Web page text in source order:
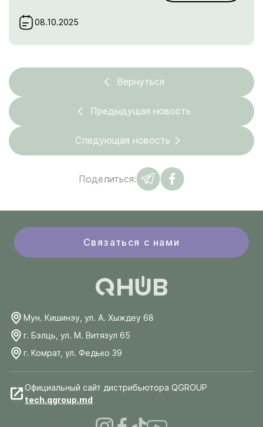
08.10.2025
Вернуться
Предыдущая новость
Следующая новость
Поделиться:
Связаться с нами
Мун. Кишинэу, ул. А. Хыждеу 68
г. Бэлць, ул. М. Витязул 65
г. Комрат, ул. Федько 39
Официальный сайт дистрибьютора QGROUP
tech.qgroup.md